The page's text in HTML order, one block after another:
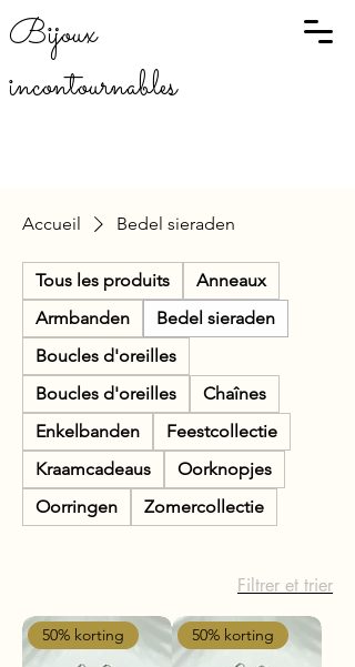
Bijoux
incontournables
Accueil Bedel sieraden
Tous les produits
Anneaux
Armbanden
Bedel sieraden
Boucles d'oreilles
Boucles d'oreilles
Chaînes
Enkelbanden
Feestcollectie
Kraamcadeaus
Oorknopjes
Oorringen
Zomercollectie
Filtrer et trier
50% korting 50% korting